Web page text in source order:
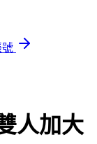
號
人加大